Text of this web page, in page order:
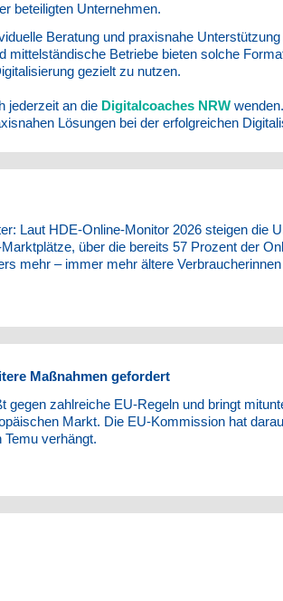
beteiligten Unternehmen.
Beratung und praxisnahe
mittelständische Betriebe bieten solche
gezielt zu nutzen.
jederzeit an dieDigitalcoaches NRW
Lösungen bei der erfolgreichen
Laut HDE-Online-Monitor 2026 steigen die
über die bereits 57 Prozent der
mehr – immer mehr ältere
Maßnahmen gefordert
gegen zahlreiche EU-Regeln und bringt
Markt. Die EU-Kommission hat
verhängt.